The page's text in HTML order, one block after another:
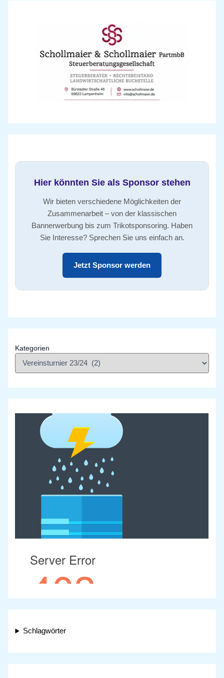
Hier könnten Sie als Sponsor stehen
Wir bieten verschiedene Möglichkeiten der
Zusammenarbeit – von der klassischen
Bannerwerbung bis zum Trikotsponsoring. Haben
Sie Interesse? Sprechen Sie uns einfach an.
Jetzt Sponsor werden
Kategorien
Schlagwörter